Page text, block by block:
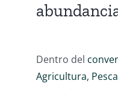
Dentro del
Agricultura,